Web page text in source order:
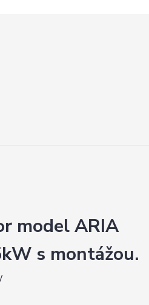
model ARIA
s montážou.